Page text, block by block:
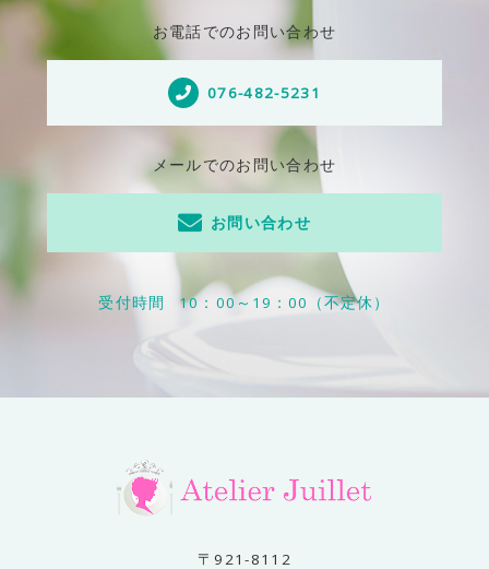
お電話でのお問い合わせ
076-482-5231
メールでのお問い合わせ
お問い合わせ
受付時間 10：00～19：00（不定休）
〒921-8112